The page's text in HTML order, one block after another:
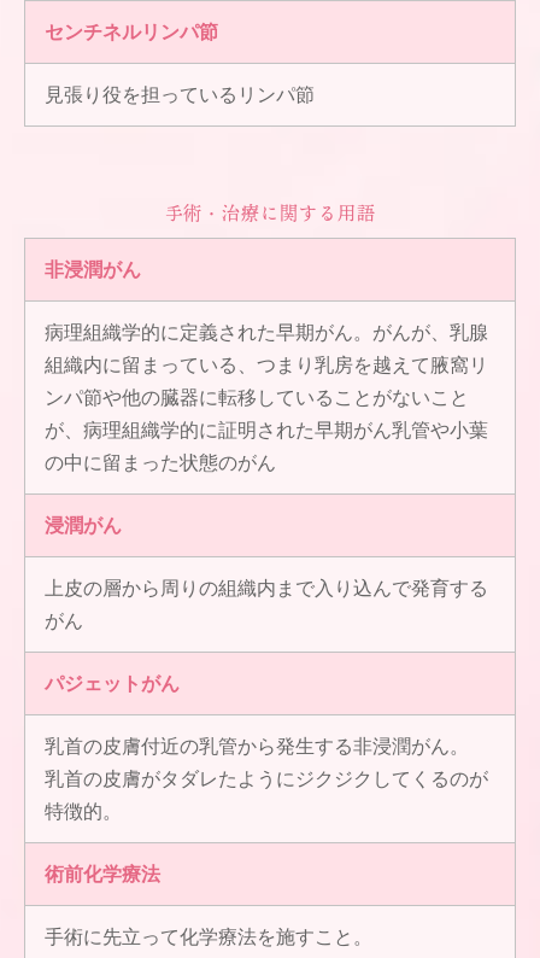
センチネルリンパ節
見張り役を担っているリンパ節
手術・治療に関する用語
非浸潤がん
病理組織学的に定義された早期がん。がんが、乳腺
組織内に留まっている、つまり乳房を越えて腋窩リ
ンパ節や他の臓器に転移していることがないこと
が、病理組織学的に証明された早期がん乳管や小葉
の中に留まった状態のがん
浸潤がん
上皮の層から周りの組織内まで入り込んで発育する
がん
パジェットがん
乳首の皮膚付近の乳管から発生する非浸潤がん。
乳首の皮膚がタダレたようにジクジクしてくるのが
特徴的。
術前化学療法
手術に先立って化学療法を施すこと。